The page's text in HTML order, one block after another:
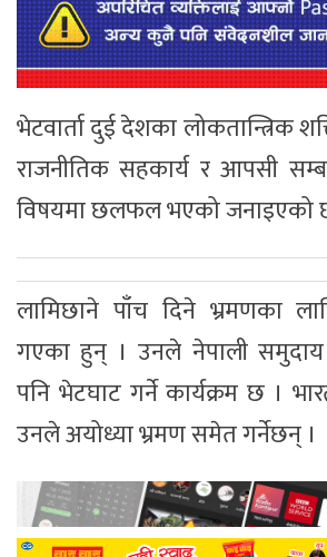
भेटवार्ता दुई देशका लोकतान्त्रिक
राजनीतिक सहकार्य र आपसी
विषयमा छलफल भएको जनाइएको
लामिछाने पाँच दिने भ्रमणका
गएका हुन् । उनले नेपाली
पनि भेटघाट गर्ने कार्यक्रम छ ।
उनले अयोध्या भ्रमण समेत गर्नेछन् ।